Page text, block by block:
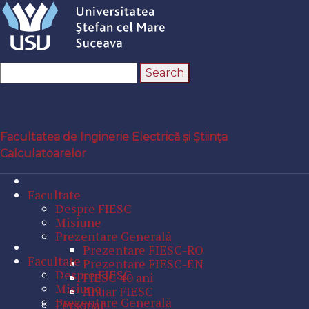
Facultatea de Inginerie Electrică și Știința
Calculatoarelor
Facultate
Despre FIESC
Misiune
Prezentare Generală
Prezentare FIESC-RO
Prezentare FIESC-EN
FIESC 40 ani
Anuar FIESC
Personal
Facultate
Despre FIESC
Misiune
Prezentare Generală